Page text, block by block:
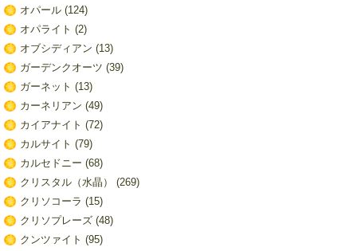
オパール(124)
オパライト (2)
オブシディアン (13)
ガーデンクオーツ (39)
ガーネット (13)
カーネリアン (49)
カイアナイト (72)
カルサイト (79)
カルセドニー (68)
クリスタル（水晶）
(269)
クリソコーラ (15)
クリソプレーズ(48)
クンツァイト (95)